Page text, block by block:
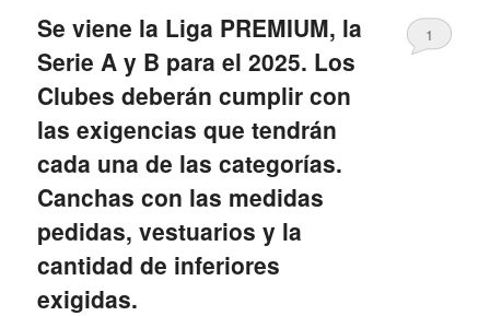
Se viene la Liga PREMIUM, la
Serie A y B para el 2025. Los
Clubes deberán cumplir con
las exigencias que tendrán
cada una de las categorías.
Canchas con las medidas
pedidas, vestuarios y la
cantidad de inferiores
exigidas.
1